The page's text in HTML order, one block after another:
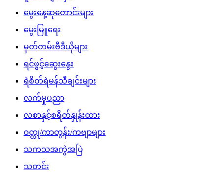
မွေးနေ့ဆုတောင်းများ
မွေးမြူရေး
မှတ်တမ်းဗီဒီယိုများ
ရင်ဖွင့်ဆွေးနွေး
ရဲစိတ်ရဲမန်သီချင်းများ
လက်မှုပညာ
လစာနှင့်စရိတ်နှုန်းထား
ဝတ္ထု/ကာတွန်း/ကဗျာများ
သကသအကွဲအပြဲ
သတင်း